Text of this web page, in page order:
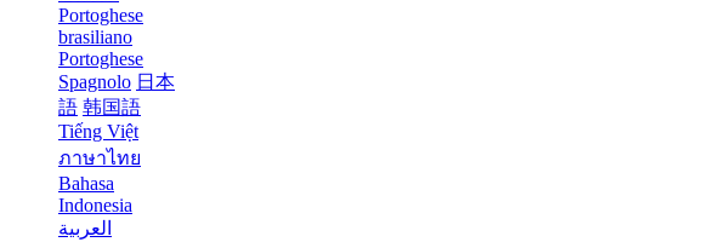
Portoghese
brasiliano
Portoghese
Spagnolo 日本
語 韩国語
Tiếng Việt
ภาษาไทย
Bahasa
Indonesia
العربية